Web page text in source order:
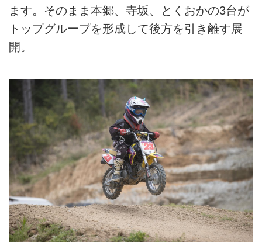
ます。そのまま本郷、寺坂、とくおかの3台が
トップグループを形成して後方を引き離す展
開。